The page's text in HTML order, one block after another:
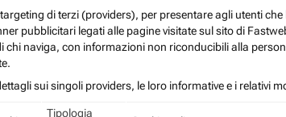
di terzi (providers), per presentare agli utenti
pubblicitari legati alle pagine visitate sul sito di
chi naviga, con informazioni non riconducibili alla
sui singoli providers, le loro informative e i relativi
Tipologia